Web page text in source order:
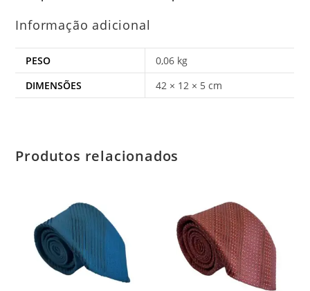
Informação adicional
PESO
0,06 kg
DIMENSÕES
42 × 12 × 5 cm
Produtos relacionados